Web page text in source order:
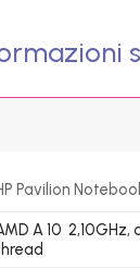
Pavilion
A 10 2,10GHz,